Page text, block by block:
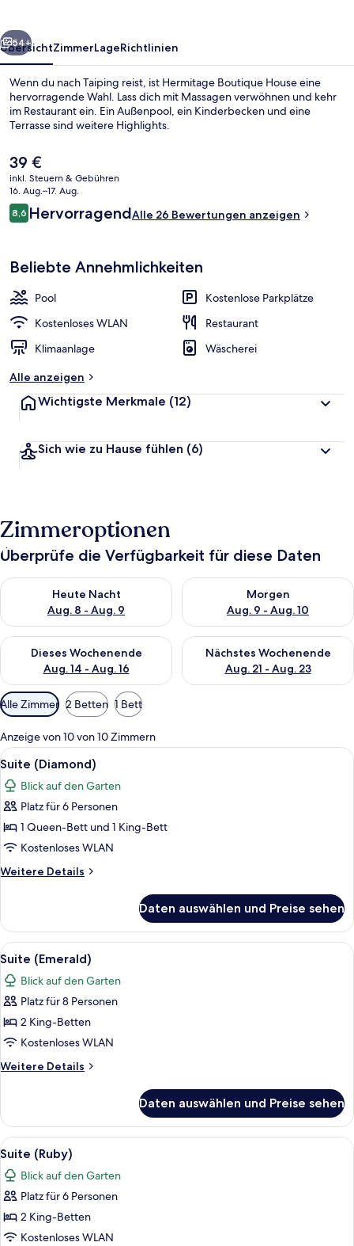
Außenpool
Weiter
54+
ÜbersichtZimmerLageRichtlinien
Wenn du nach Taiping reist, ist Hermitage Boutique House eine
hervorragende Wahl. Lass dich mit Massagen verwöhnen und kehr
im Restaurant ein. Ein Außenpool, ein Kinderbecken und eine
Terrasse sind weitere Highlights.
Der
aktuelle
Preis
beträgt
39 €.
39 €
inkl. Steuern & Gebühren
16. Aug.–17. Aug.
Bewertungen
8,68,6 von 10.
HervorragendAlle 26 Bewertungen anzeigen
Beliebte Annehmlichkeiten
Pool
Kostenlose Parkplätze
Kostenloses WLAN
Restaurant
Klimaanlage
Wäscherei
Alle anzeigen
Wichtigste Merkmale (12)
Sich wie zu Hause fühlen (6)
Zimmeroptionen
Überprüfe die Verfügbarkeit für diese Daten
Heute Nacht
Aug. 8 - Aug. 9
Überprüfe die Verfügbarkeit für heute Nacht, Aug. 8 - Aug. 9.
Morgen
Aug. 9 - Aug. 10
Überprüfe die Verfügbarkeit
Dieses Wochenende
Aug. 14 - Aug. 16
Überprüfe die Verfügbarkeit für dieses Wochenende, Aug. 14
Nächstes Wochenende
Aug. 21 - Aug. 23
Überprüfe die Verfügbarkeit
Verfügbare
Filter
für
Zimmer
Alle Zimmer 2 Betten 1 Bett
Anzeige von 10 von 10 Zimmern
Alle
Fotos
für
Suite
(Diamond)
anzeigen
Ein Wellnessbereich mit Steinwand
11
Suite (Diamond)
Blick auf den Garten
Platz für 6 Personen
1 Queen-Bett und 1 King-Bett
Kostenloses WLAN
Weitere Details
Weitere
(Diamond)
Daten auswählen und Preise sehen
Alle
Fotos
für
Suite
(Emerald)
anzeigen
Ein modernes Wohnzimmer mit
6
Suite (Emerald)
Blick auf den Garten
Platz für 8 Personen
2 King-Betten
Kostenloses WLAN
Weitere Details
Weitere
(Emerald)
Daten auswählen und Preise sehen
Alle
Fotos
für
Suite
(Ruby)
anzeigen
Ein modernes Hotelzimmer mit
10
Suite (Ruby)
Blick auf den Garten
Platz für 6 Personen
2 King-Betten
Kostenloses WLAN